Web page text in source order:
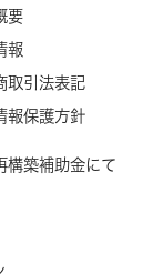
要
報
取引法表記
報保護方針
構築補助金にて